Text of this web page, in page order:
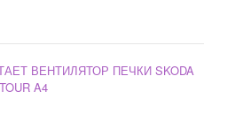
ВЕНТИЛЯТОР ПЕЧКИ SKODA
A4